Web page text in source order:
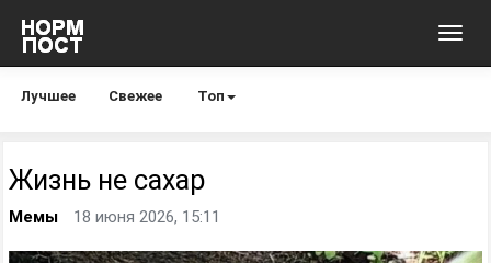
Лучшее Свежее Топ
Жизнь не сахар
Мемы 18 июня 2026, 15:11